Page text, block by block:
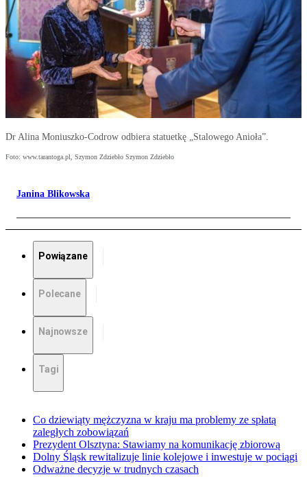
Dr Alina Moniuszko-Codrow odbiera statuetkę „Stalowego Anioła”.
Foto: www.tarantoga.pl, Szymon Zdziebło Szymon Zdziebło
Janina Blikowska
Powiązane
Polecane
Najnowsze
Tagi
Co dziewiąty mężczyzna w kraju ma problemy ze spłatą
zaległych zobowiązań
Prezydent Olsztyna: Stawiamy na komunikację zbiorową
Dolny Śląsk rewitalizuje linie kolejowe i inwestuje w pociągi
Odważne decyzje w trudnych czasach